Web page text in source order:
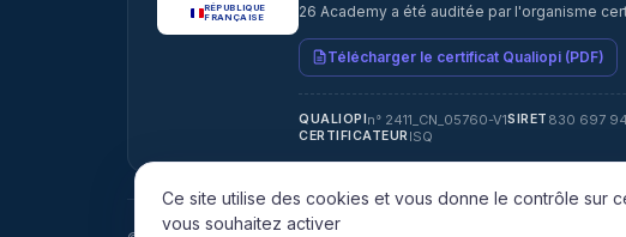
RÉPUBLIQUE
FRANÇAISE
26 Academy a été auditée par l'organisme
Télécharger le certificat Qualiopi (PDF)
QUALIOPIn° 2411_CN_05760-V1SIRET 830 697
CERTIFICATEURISQ
Ce site utilise des cookies et vous donne le contrôle sur
vous souhaitez activer